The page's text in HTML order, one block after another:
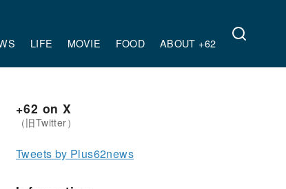
LIFE MOVIE FOOD ABOUT +62
+62 on X
Tweets by Plus62news